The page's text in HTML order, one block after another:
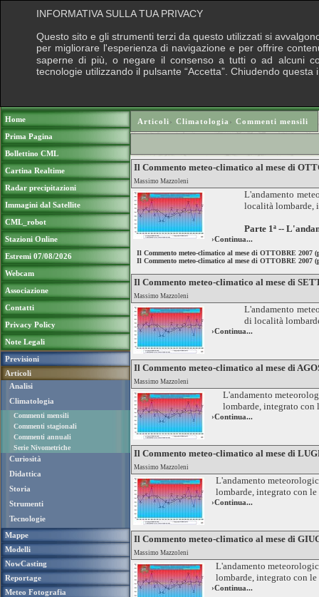
Home
Prima Pagina
Bollettino CML
Cartina Realtime
Radar precipitazioni
Immagini dal Satellite
CML_robot
Stazioni Online
Estremi 07/08/2026
Webcam
Associazione
Contatti
Privacy Policy
Note Legali
Previsioni
Articoli
Analisi
Climatologia
Commenti mensili
Commenti stagionali
Commenti annuali
Serie Nivometriche
Curiosità
Didattica
Storia
Strumenti
Tecnologie
Mappe
Modelli
NowCasting
Reportage
Meteo Fotografia
Articoli› Climatologia › Commenti mensili
Il Commento meteo-climatico al mese di
Massimo Mazzoleni
L'andamento
località lombarde,
Parte 1ª --
›Continua...
Il Commento meteo-climatico al mese di OTTOBRE 2007
Il Commento meteo-climatico al mese di OTTOBRE 2007
Il Commento meteo-climatico al mese di
Massimo Mazzoleni
L'andamento
di località
›Continua...
Il Commento meteo-climatico al mese di
Massimo Mazzoleni
L'andamento
lombarde, integrato con
›Continua...
Il Commento meteo-climatico al mese di
Massimo Mazzoleni
L'andamento
lombarde, integrato con le
›Continua...
Il Commento meteo-climatico al mese di
Massimo Mazzoleni
L'andamento
lombarde, integrato con le
›Continua...
INFORMATIVA SULLA TUA PRIVACY
Questo sito e gli strumenti terzi da questo utilizzati si
per migliorare l'esperienza di navigazione e per offrire
saperne di più, o negare il consenso a tutti o ad alcuni
tecnologie utilizzando il pulsante “Accetta”. Chiudendo